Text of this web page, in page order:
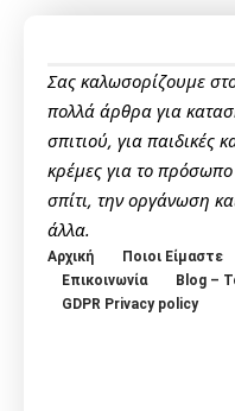
Σας καλωσορίζουμε
πολλά άρθρα για
σπιτιού, για παιδικές
κρέμες για το
σπίτι, την οργάνωση
άλλα.
Αρχική Ποιοι Είμαστε
Επικοινωνία
Blog –
GDPR Privacy policy